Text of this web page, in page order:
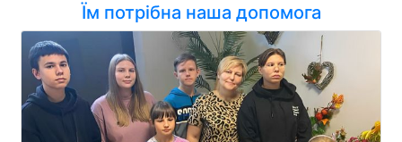
Їм потрібна наша допомога